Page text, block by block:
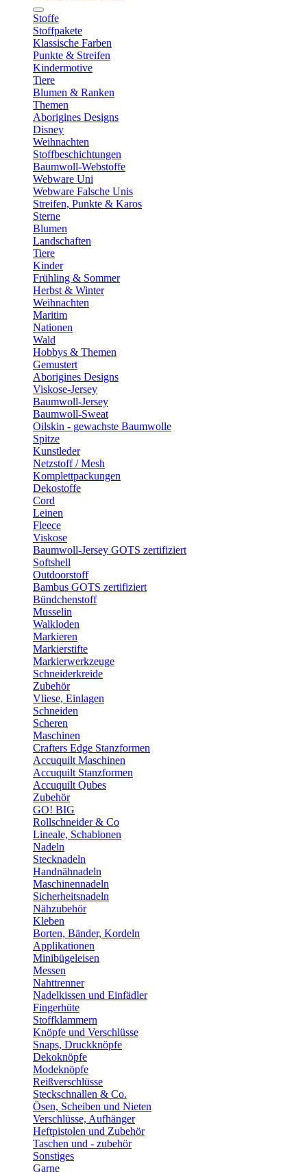
Stoffe
Stoffpakete
Klassische Farben
Punkte & Streifen
Kindermotive
Tiere
Blumen & Ranken
Themen
Aborigines Designs
Disney
Weihnachten
Stoffbeschichtungen
Baumwoll-Webstoffe
Webware Uni
Webware Falsche Unis
Streifen, Punkte & Karos
Sterne
Blumen
Landschaften
Tiere
Kinder
Frühling & Sommer
Herbst & Winter
Weihnachten
Maritim
Nationen
Wald
Hobbys & Themen
Gemustert
Aborigines Designs
Viskose-Jersey
Baumwoll-Jersey
Baumwoll-Sweat
Oilskin - gewachste Baumwolle
Spitze
Kunstleder
Netzstoff / Mesh
Komplettpackungen
Dekostoffe
Cord
Leinen
Fleece
Viskose
Baumwoll-Jersey GOTS zertifiziert
Softshell
Outdoorstoff
Bambus GOTS zertifiziert
Bündchenstoff
Musselin
Walkloden
Markieren
Markierstifte
Markierwerkzeuge
Schneiderkreide
Zubehör
Vliese, Einlagen
Schneiden
Scheren
Maschinen
Crafters Edge Stanzformen
Accuquilt Maschinen
Accuquilt Stanzformen
Accuquilt Qubes
Zubehör
GO! BIG
Rollschneider & Co
Lineale, Schablonen
Nadeln
Stecknadeln
Handnähnadeln
Maschinennadeln
Sicherheitsnadeln
Nähzubehör
Kleben
Borten, Bänder, Kordeln
Applikationen
Minibügeleisen
Messen
Nahttrenner
Nadelkissen und Einfädler
Fingerhüte
Stoffklammern
Knöpfe und Verschlüsse
Snaps, Druckknöpfe
Dekoknöpfe
Modeknöpfe
Reißverschlüsse
Steckschnallen & Co.
Ösen, Scheiben und Nieten
Verschlüsse, Aufhänger
Heftpistolen und Zubehör
Taschen und - zubehör
Sonstiges
Garne